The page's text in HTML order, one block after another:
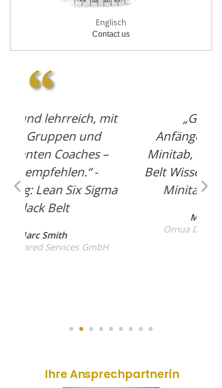
Englisch
Contact us
„Gut erklärte
Anfängereinführung in
Minitab, auch ohne Green
Belt Wissen." – Ausbildung:
Minitab Grundlagen
Ornua Deutschland GmbH
Ihre Ansprechpartnerin